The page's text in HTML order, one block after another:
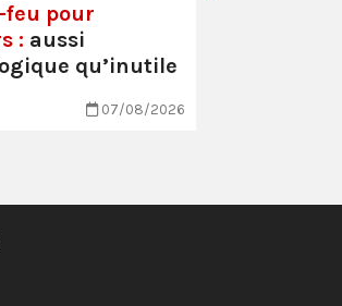
feu pour
: aussi
qu’inutile
07/08/2026